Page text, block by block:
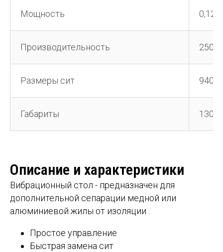
Мощность 0,12
Производительность 250
Размеры сит
Габариты
Описание и характеристики
Вибрационный стол - предназначен для
дополнительной сепарации медной или
алюминиевой жилы от изоляции .
Простое управление
Быстрая замена сит